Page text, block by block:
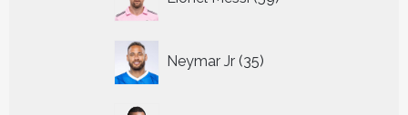
producten
Neymar Jr 35
producten